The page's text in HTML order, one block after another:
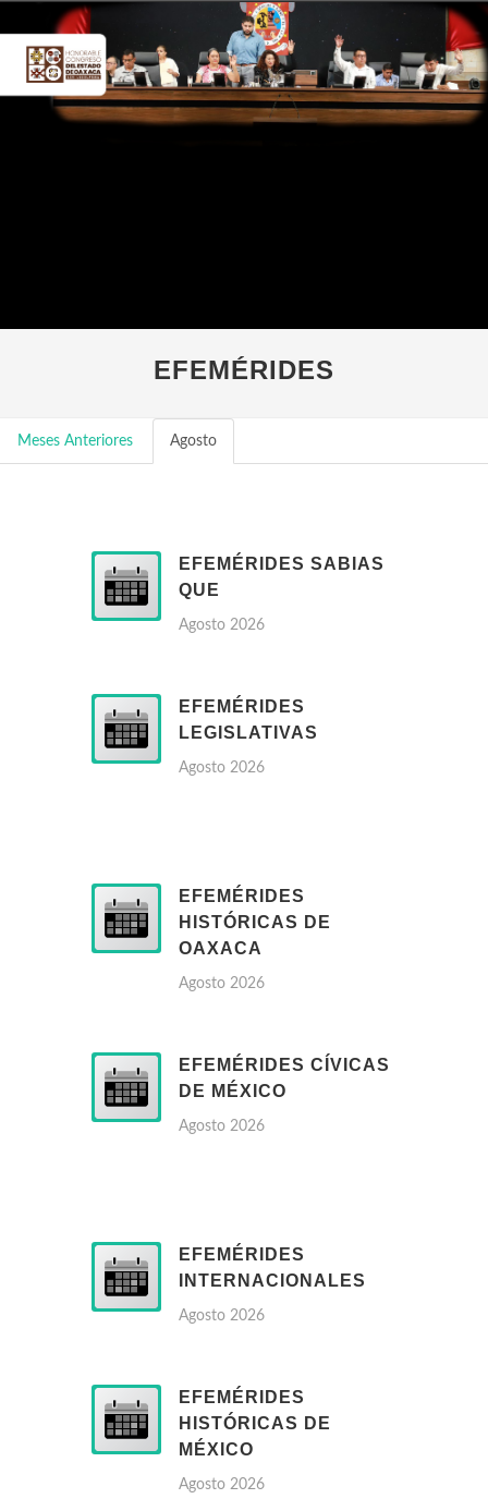
EFEMÉRIDES
Meses Anteriores Agosto
EFEMÉRIDES SABIAS
QUE
Agosto 2026
EFEMÉRIDES
LEGISLATIVAS
Agosto 2026
EFEMÉRIDES
HISTÓRICAS DE
OAXACA
Agosto 2026
EFEMÉRIDES CÍVICAS
DE MÉXICO
Agosto 2026
EFEMÉRIDES
INTERNACIONALES
Agosto 2026
EFEMÉRIDES
HISTÓRICAS DE
MÉXICO
Agosto 2026